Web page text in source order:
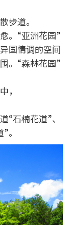
步道。
。“亚洲花园”
国情调的空间
。“森林花园”
，
“石楠花道”、
。